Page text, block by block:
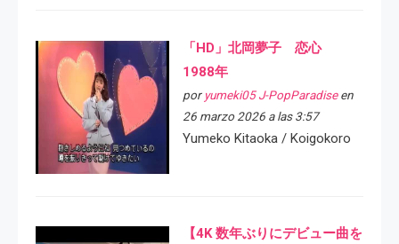
「HD」北岡夢子 恋心
1988年
por yumeki05 J-PopParadiseen
26 marzo 2026 a las 3:57
Yumeko Kitaoka / Koigokoro
【4K 数年ぶりにデビュー曲を